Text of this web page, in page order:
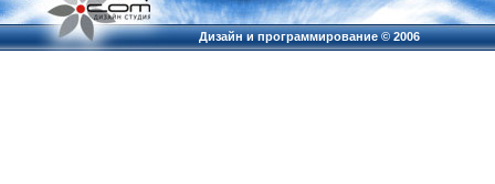
Дизайн и программирование ©2006